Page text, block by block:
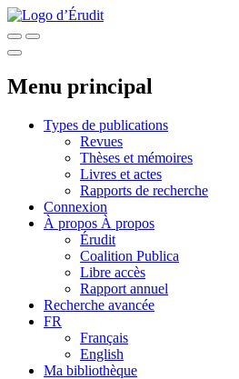
Menu principal
Types de publications
Revues
Thèses et mémoires
Livres et actes
Rapports de recherche
Connexion
À propos À propos
Érudit
Coalition Publica
Libre accès
Rapport annuel
Recherche avancée
FR
Français
English
Ma bibliothèque